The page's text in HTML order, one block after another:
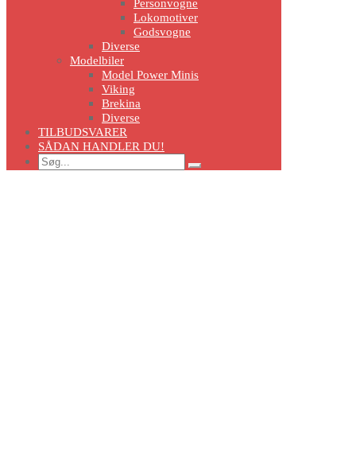
Personvogne
Lokomotiver
Godsvogne
Diverse
Modelbiler
Model Power Minis
Viking
Brekina
Diverse
TILBUDSVARER
SÅDAN HANDLER DU!
Search